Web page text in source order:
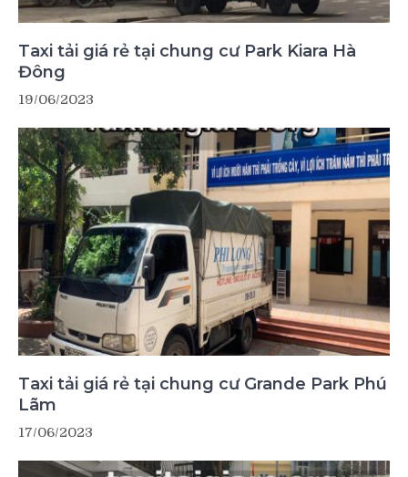
Taxi tải giá rẻ tại chung cư Park Kiara Hà
Đông
19/06/2023
Taxi tải giá rẻ tại chung cư Grande Park Phú
Lãm
17/06/2023